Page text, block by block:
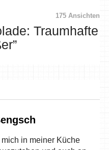
175 Ansichten
Traumhafte
mich in meiner Küche